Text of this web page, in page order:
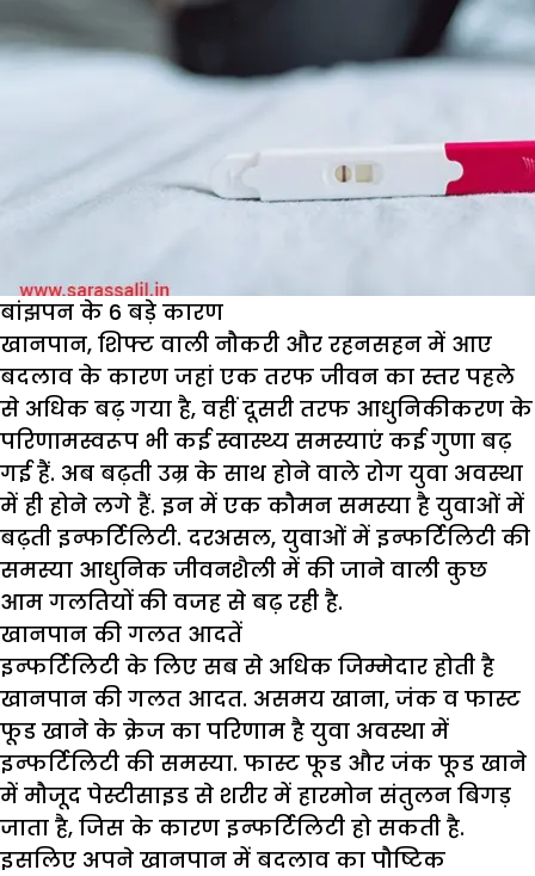
बांझपन के 6 बड़े कारण
खानपान, शिफ्ट वाली नौकरी और रहनसहन में आए
बदलाव के कारण जहां एक तरफ जीवन का स्तर पहले
से अधिक बढ़ गया है, वहीं दूसरी तरफ आधुनिकीकरण के
परिणामस्वरूप भी कई स्वास्थ्य समस्याएं कई गुणा बढ़
गई हैं. अब बढ़ती उम्र के साथ होने वाले रोग युवा अवस्था
में ही होने लगे हैं. इन में एक कौमन समस्या है युवाओं में
बढ़ती इन्फर्टिलिटी. दरअसल, युवाओं में इन्फर्टिलिटी की
समस्या आधुनिक जीवनशैली में की जाने वाली कुछ
आम गलतियों की वजह से बढ़ रही है.
खानपान की गलत आदतें
इन्फर्टिलिटी के लिए सब से अधिक जिम्मेदार होती है
खानपान की गलत आदत. असमय खाना, जंक व फास्ट
फूड खाने के क्रेज का परिणाम है युवा अवस्था में
इन्फर्टिलिटी की समस्या. फास्ट फूड और जंक फूड खाने
में मौजूद पेस्टीसाइड से शरीर में हारमोन संतुलन बिगड़
जाता है, जिस के कारण इन्फर्टिलिटी हो सकती है.
इसलिए अपने खानपान में बदलाव का पौष्टिक